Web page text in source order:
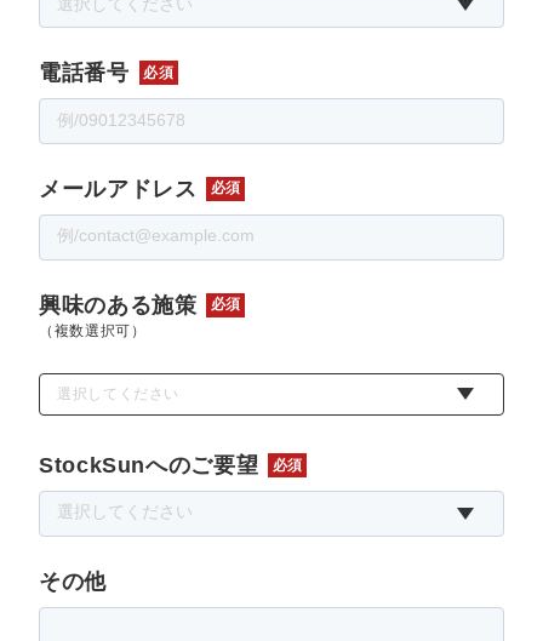
電話番号 必須
メールアドレス 必須
興味のある施策
必須
（複数選択可）
選択してください
StockSunへのご要望 必須
その他